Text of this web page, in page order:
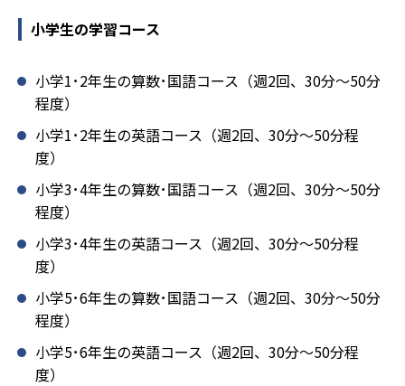
小学生の学習コース
小学1･2年生の算数･国語コース（週2回、30分～50分
程度）
小学1･2年生の英語コース（週2回、30分～50分程
度）
小学3･4年生の算数･国語コース（週2回、30分～50分
程度）
小学3･4年生の英語コース（週2回、30分～50分程
度）
小学5･6年生の算数･国語コース（週2回、30分～50分
程度）
小学5･6年生の英語コース（週2回、30分～50分程
度）